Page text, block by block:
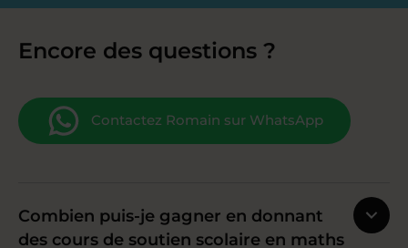
Encore des questions ?
Contactez Romain sur WhatsApp
Combien puis-je gagner en donnant
des cours de soutien scolaire en maths